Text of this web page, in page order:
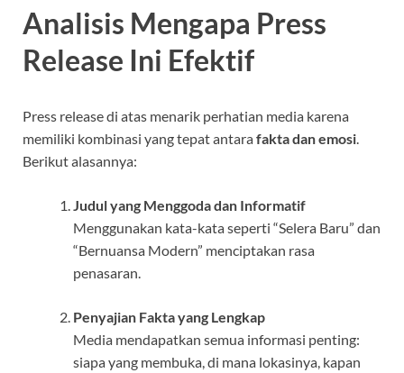
Analisis Mengapa Press
Release Ini Efektif
Press release di atas menarik perhatian media karena
memiliki kombinasi yang tepat antarafakta dan emosi.
Berikut alasannya:
Judul yang Menggoda dan Informatif
Menggunakan kata-kata seperti “Selera Baru” dan
“Bernuansa Modern” menciptakan rasa
penasaran.
Penyajian Fakta yang Lengkap
Media mendapatkan semua informasi penting:
siapa yang membuka, di mana lokasinya, kapan